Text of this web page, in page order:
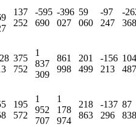
137
252
-595
690
-396
027
59
060
-97
247
-
368
375
752
1
837
309
861
998
201
499
-156
213
104
487
195
572
1
952
707
1
178
974
218
863
-137
296
87
838